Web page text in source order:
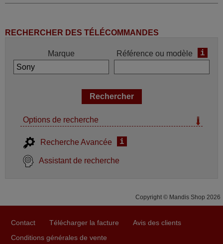
RECHERCHER DES TÉLÉCOMMANDES
Marque Référence ou modèle i
Options de recherche
Recherche Avancée i
Assistant de recherche
Copyright © Mandis Shop 2026
Contact Télécharger la facture
Avis des clients
Conditions générales de vente